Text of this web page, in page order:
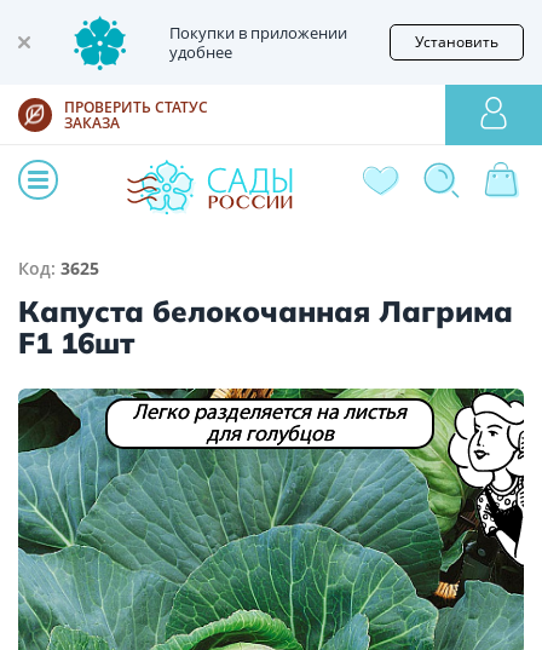
Покупки в приложении
удобнее
Установить
ПРОВЕРИТЬ СТАТУС
ЗАКАЗА
Код: 3625
Капуста белокочанная Лагрима
F1 16шт
Легко разделяется на листья
для голубцов